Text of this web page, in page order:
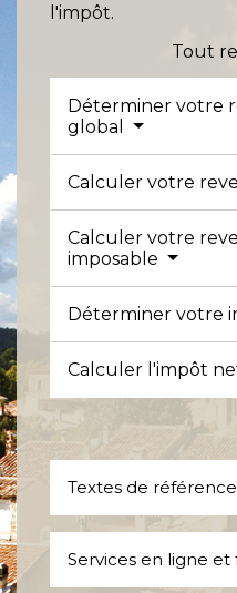
l'impôt.
Tout
Déterminer votre
global
Calculer votre
Calculer votre
imposable
Déterminer votre
Calculer l'impôt
Textes de référence
Services en ligne